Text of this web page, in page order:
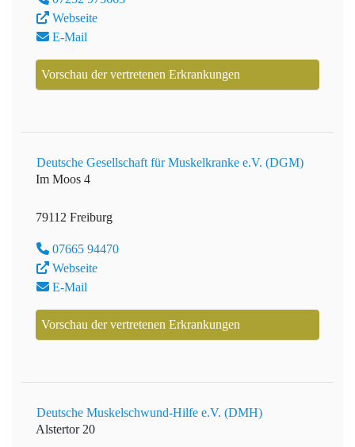
Webseite
E-Mail
Vorschau der vertretenen Erkrankungen
Deutsche Gesellschaft für Muskelkranke e.V. (DGM)
Im Moos 4
79112 Freiburg
07665 94470
Webseite
E-Mail
Vorschau der vertretenen Erkrankungen
Deutsche Muskelschwund-Hilfe e.V. (DMH)
Alstertor 20